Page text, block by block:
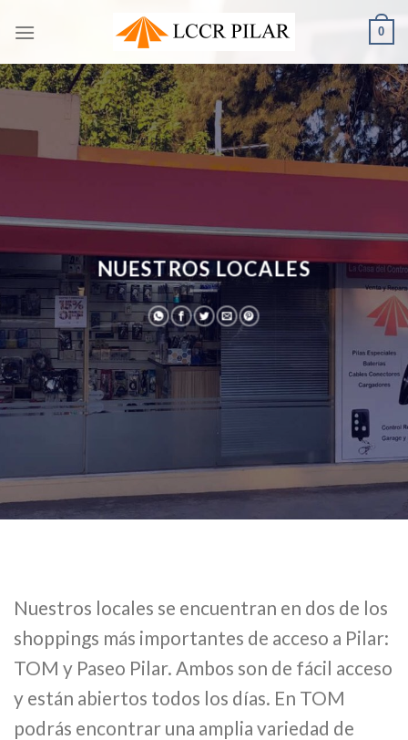
0
NUESTROS LOCALES
Nuestros locales se encuentran en dos de los
shoppings más importantes de acceso a Pilar:
TOM y Paseo Pilar. Ambos son de fácil acceso
y están abiertos todos los días. En TOM
podrás encontrar una amplia variedad de